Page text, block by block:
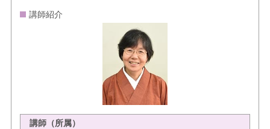
講師紹介
講師（所属）